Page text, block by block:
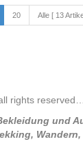
20 Alle [ 13
rights reserved…
und